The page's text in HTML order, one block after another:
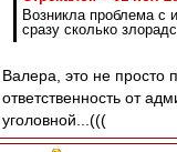
Возникла проблема с
сразу сколько
Валера, это не просто
ответственность от
уголовной...(((